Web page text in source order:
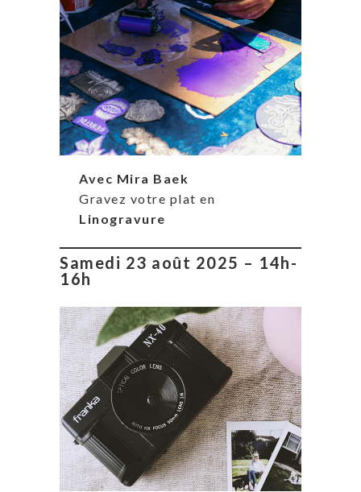
Avec Mira Baek
Gravez votre plat en
Linogravure
Samedi 23 août 2025 – 14h-
16h